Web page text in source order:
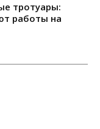
тротуары:
работы на